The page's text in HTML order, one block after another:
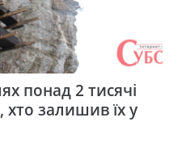
понад 2 тисячі
залишив їх у